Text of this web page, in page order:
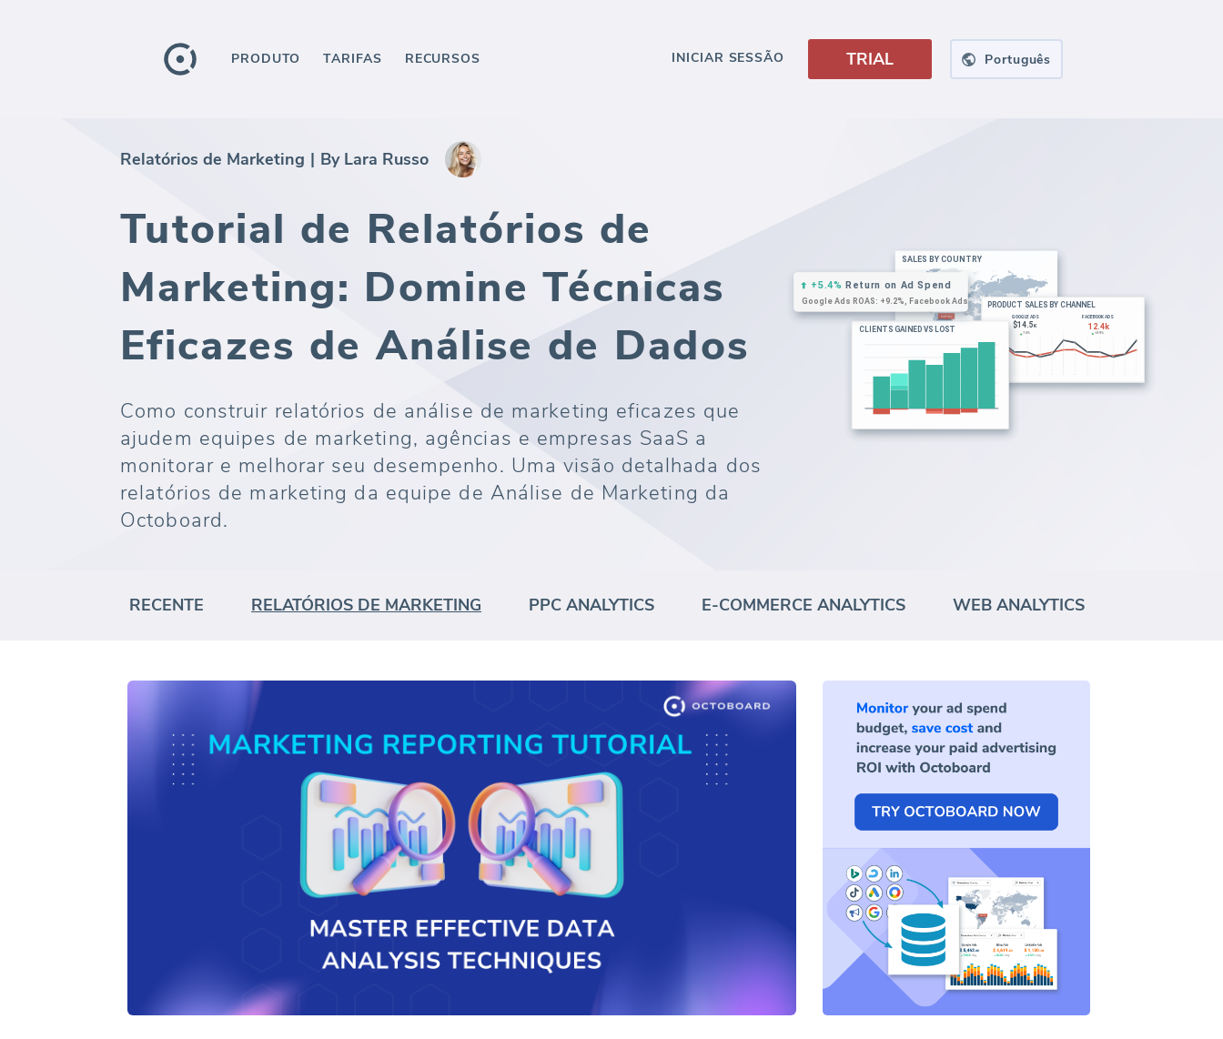
PRODUTO TARIFAS RECURSOS INICIAR SESSÃO TRIAL Português
Relatórios de Marketing | By Lara Russo
Tutorial de Relatórios de
Marketing: Domine Técnicas
Eficazes de Análise de Dados
Como construir relatórios de análise de marketing eficazes que
ajudem equipes de marketing, agências e empresas SaaS a
monitorar e melhorar seu desempenho. Uma visão detalhada dos
relatórios de marketing da equipe de Análise de Marketing da
Octoboard.
RECENTE RELATÓRIOS DE MARKETING PPC ANALYTICS E-COMMERCE ANALYTICS WEB ANALYTICS